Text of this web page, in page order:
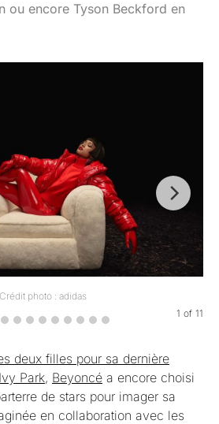
ou encore Tyson Beckford en
Crédit photo : adidas
1 of 11
deux filles pour sa dernière
Park, Beyoncé a encore choisi
de stars pour imager sa
en collaboration avec les